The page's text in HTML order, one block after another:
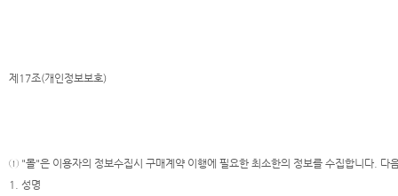
제17조(개인정보보호)
① "몰"은 이용자의 정보수집시 구매계약 이행에 필요한 최소한의 정보를 수집합니다. 다
1. 성명